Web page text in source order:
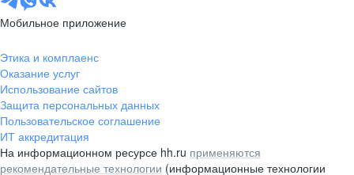
Мобильное приложение
Этика и комплаенс
Оказание услуг
Использование сайтов
Защита персональных данных
Пользовательское соглашение
ИТ аккредитация
На информационном ресурсе hh.ru применяются
рекомендательные технологии (информационные технологии